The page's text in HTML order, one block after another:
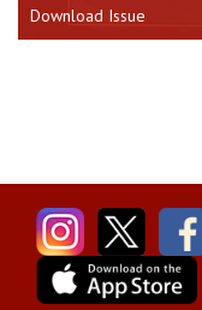
Download Issue